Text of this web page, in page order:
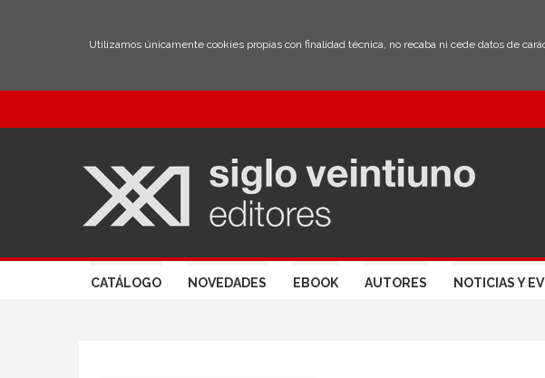
Utilizamos únicamente cookies propias con finalidad técnica, no recaba ni cede datos de
CATÁLOGO NOVEDADES EBOOK AUTORES NOTICIAS Y